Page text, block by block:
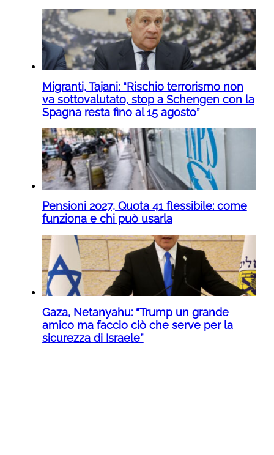
Migranti, Tajani: “Rischio terrorismo non
va sottovalutato, stop a Schengen con la
Spagna resta fino al 15 agosto”
Pensioni 2027, Quota 41 flessibile: come
funziona e chi può usarla
Gaza, Netanyahu: “Trump un grande
amico ma faccio ciò che serve per la
sicurezza di Israele”